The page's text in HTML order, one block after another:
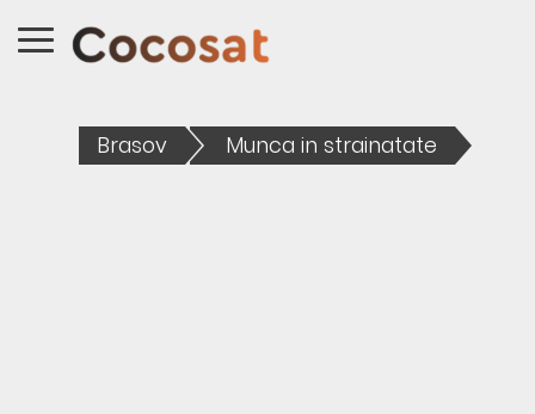
Brasov Munca in strainatate